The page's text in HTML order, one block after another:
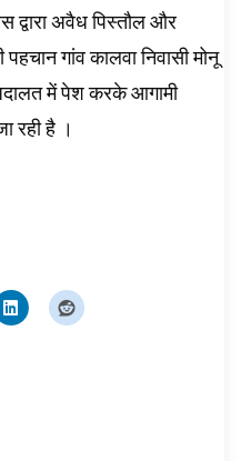
द्वारा अवैध पिस्तौल और
गांव कालवा निवासी मोनू
में पेश करके आगामी
रही है ।